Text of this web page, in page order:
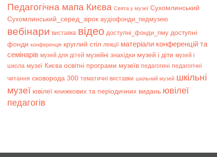
Педагогічна мапа Києва Свята у музеї Сухомлинський
Сухомлинський_серед_зірок аудіофонди_педмузею
вебінари виставка відео доступні_фонди_пму доступні
фонди конференція круглий стіл лекції матеріали конференцій та
семінарів музей для дітей музейні знахідки музей і діти музей і
школа музеї Києва освітні програми музеїв педагогині педагогічні
читання сковорода 300 тематичні виставки шкільний музей шкільні
музеї ювілеї книжкових та періодичних видань ювілеї
педагогів